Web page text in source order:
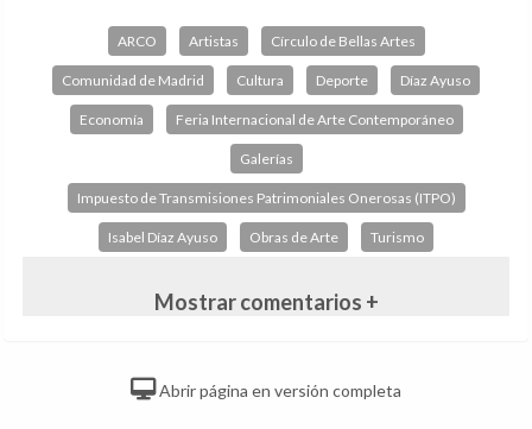
ARCO Artistas Círculo de Bellas Artes
Comunidad de Madrid Cultura Deporte Díaz Ayuso
Economía Feria Internacional de Arte Contemporáneo
Galerías
Impuesto de Transmisiones Patrimoniales Onerosas (ITPO)
Isabel Díaz Ayuso Obras de Arte Turismo
Mostrar comentarios +
Abrir página en versión completa